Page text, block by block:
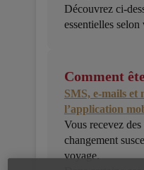
Découvrez ci-
essentielles
Comment
SMS, e-mails et
l’application
Vous recevez des
changement
voyage.